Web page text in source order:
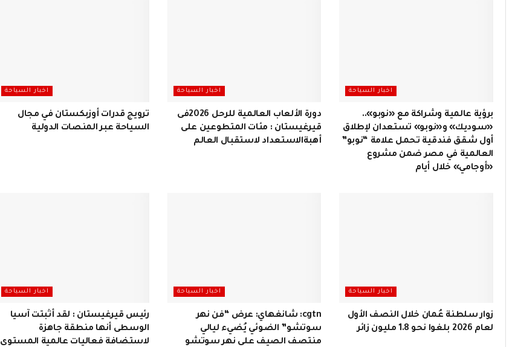
اخبار السياحة
برؤية عالمية وشراكة مع «نوبو»..
«سوديك» و«نوبو» تستعدان لإطلاق
أول شقق فندقية تحمل علامة “نوبو”
العالمية في مصر ضمن مشروع
«أوجامي» خلال أيام
اخبار السياحة
دورة الألعاب العالمية للرحل 2026فى
قيرغيستان : مئات المتطوعين على
أهبةالاستعداد لاستقبال العالم
اخبار السياحة
ترويج قدرات أوزبكستان في مجال
السياحة عبر المنصات الدولية
اخبار السياحة
زوار سلطنة عُمان خلال النصف الأول
لعام 2026 بلغوا نحو 1.8 مليون زائر
اخبار السياحة
cgtn: شانغهاي: عرض “فن نهر
سوتشو” الضوئي يُضيء ليالي
منتصف الصيف على نهر سوتشو
اخبار السياحة
رئيس قيرغيستان : لقد أثبتت آسيا
الوسطى أنها منطقة جاهزة
لاستضافة فعاليات عالمية المستوى